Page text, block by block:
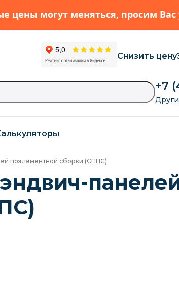
цены могут меняться, просим
Снизить цену
+7
поэлементной сборки (СППС)